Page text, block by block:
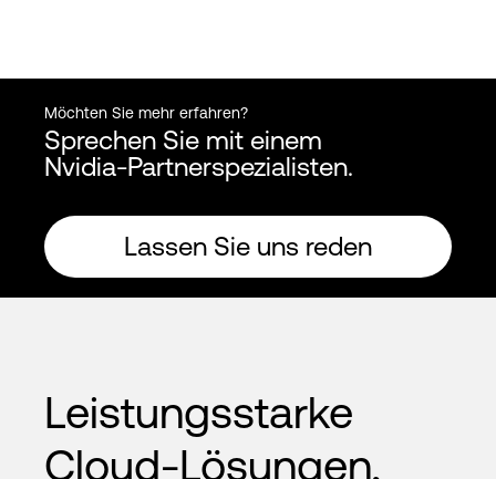
Möchten Sie mehr erfahren?
Sprechen Sie mit einem
Nvidia-Partnerspezialisten.
Lassen Sie uns reden
Leistungsstarke
Cloud-Lösungen,